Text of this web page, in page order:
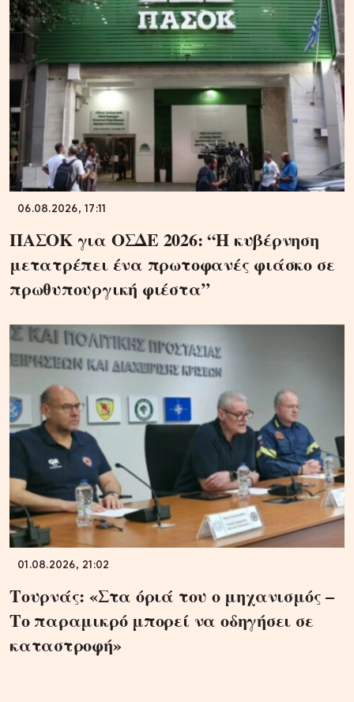
06.08.2026, 17:11
ΠΑΣΟΚ για ΟΣΔΕ 2026: “Η κυβέρνηση
μετατρέπει ένα πρωτοφανές φιάσκο σε
πρωθυπουργική φιέστα”
01.08.2026, 21:02
Τουρνάς: «Στα όριά του ο μηχανισμός –
Το παραμικρό μπορεί να οδηγήσει σε
καταστροφή»